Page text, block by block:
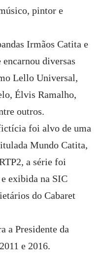
pintor e
Irmãos Catita e
diversas
Lello Universal,
Élvis Ramalho,
outros.
foi alvo de uma
Mundo Catita,
a série foi
exibida na SIC
do Cabaret
a Presidente da
e 2016.